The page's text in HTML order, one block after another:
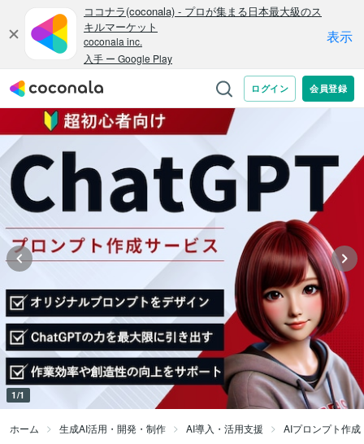
1/1
ホーム 生成AI活用・開発・制作 AI導入・活用支援 AIプロンプト作成